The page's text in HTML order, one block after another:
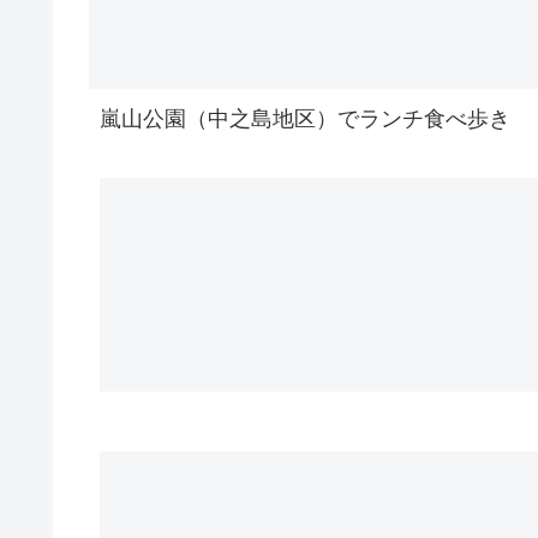
嵐山公園（中之島地区）でランチ食べ歩き